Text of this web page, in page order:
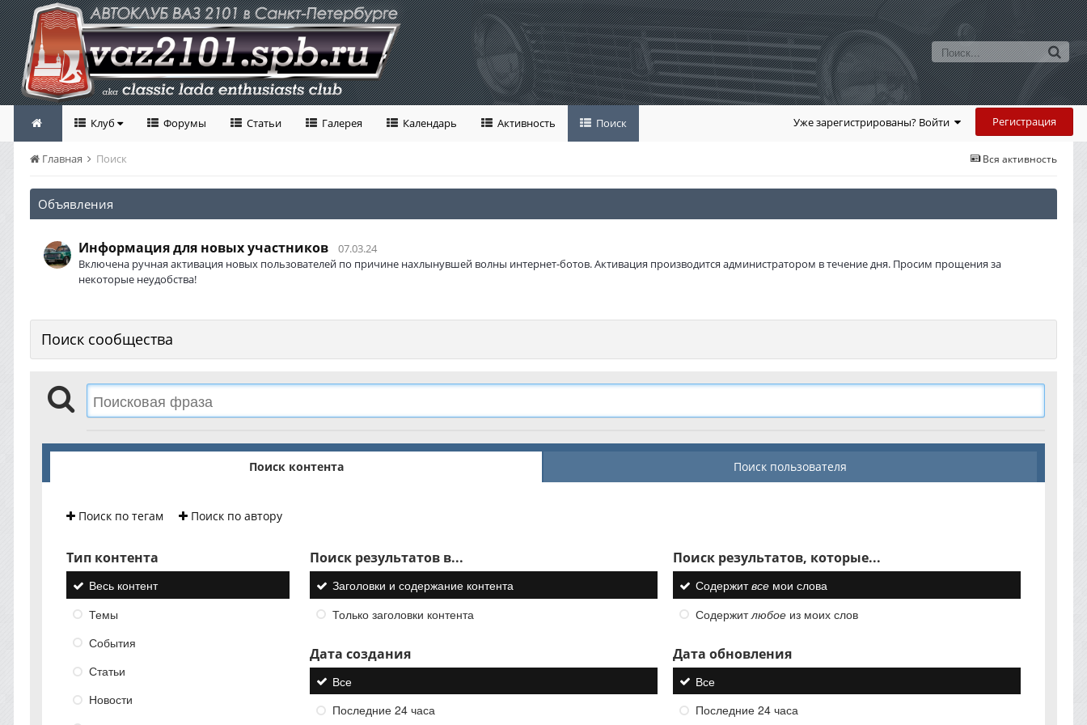
Уже зарегистрированы? Войти Регистрация
Клуб Форумы Статьи Галерея Календарь Активность Поиск
Вся активность
Главная Поиск
Объявления
Информация для новых участников
07.03.24
Включена ручная активация новых пользователей по причине нахлынувшей волны интернет-ботов. Активация производится администратором в течение дня. Просим прощения за
некоторые неудобства!
Поиск сообщества
Поиск контента Поиск пользователя
Поиск по тегам Поиск по автору
Тип контента
Весь контент
Темы
События
Статьи
Новости
Поиск результатов в...
Заголовки и содержание контента
Только заголовки контента
Поиск результатов, которые...
Содержитвсемои слова
Содержитлюбоеиз моих слов
Дата создания
Все
Последние 24 часа
Дата обновления
Все
Последние 24 часа